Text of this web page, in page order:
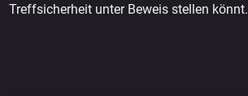
Treffsicherheit unter Beweis stellen könnt.